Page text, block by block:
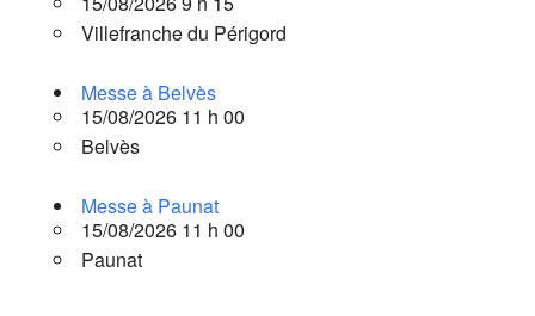
Villefranche du Périgord
Messe à Belvès
15/08/2026 11 h 00
Belvès
Messe à Paunat
15/08/2026 11 h 00
Paunat